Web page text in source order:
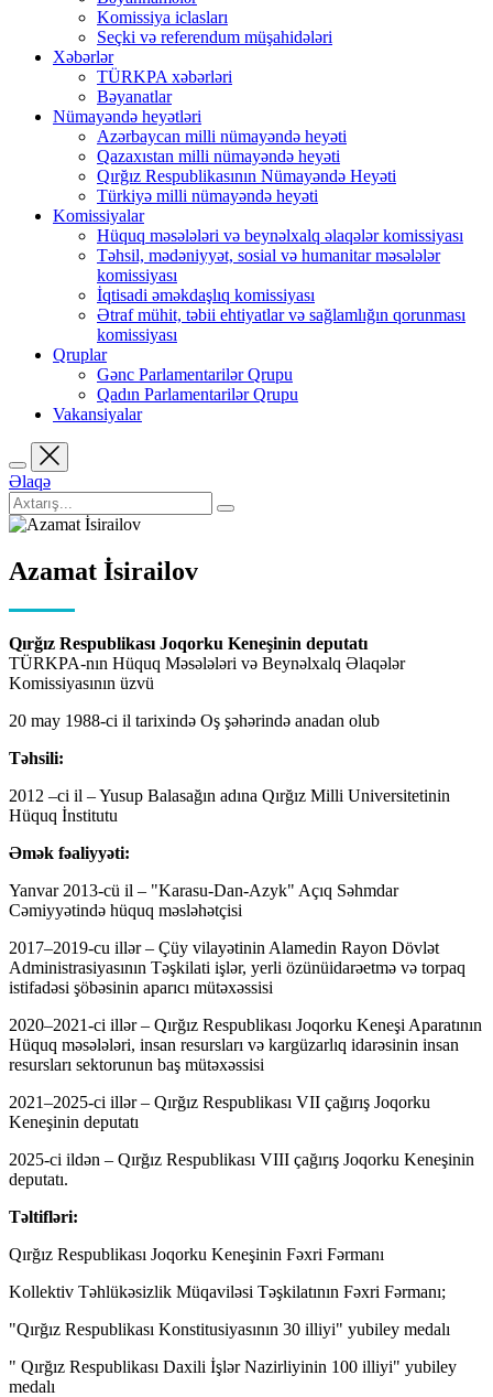
Komissiya iclasları
Seçki və referendum müşahidələri
Xəbərlər
TÜRKPA xəbərləri
Bəyanatlar
Nümayəndə heyətləri
Azərbaycan milli nümayəndə heyəti
Qazaxıstan milli nümayəndə heyəti
Qırğız Respublikasının Nümayəndə Heyəti
Türkiyə milli nümayəndə heyəti
Komissiyalar
Hüquq məsələləri və beynəlxalq əlaqələr komissiyası
Təhsil, mədəniyyət, sosial və humanitar məsələlər
komissiyası
İqtisadi əməkdaşlıq komissiyası
Ətraf mühit, təbii ehtiyatlar və sağlamlığın qorunması
komissiyası
Qruplar
Gənc Parlamentarilər Qrupu
Qadın Parlamentarilər Qrupu
Vakansiyalar
Əlaqə
Azamat İsirailov
Qırğız Respublikası Joqorku Keneşinin deputatı
TÜRKPA-nın Hüquq Məsələləri və Beynəlxalq Əlaqələr
Komissiyasının üzvü
20 may 1988-ci il tarixində Oş şəhərində anadan olub
Təhsili:
2012 –ci il – Yusup Balasağın adına Qırğız Milli Universitetinin
Hüquq İnstitutu
Əmək fəaliyyəti:
Yanvar 2013-cü il – "Karasu-Dan-Azyk" Açıq Səhmdar
Cəmiyyətində hüquq məsləhətçisi
2017–2019-cu illər – Çüy vilayətinin Alamedin Rayon Dövlət
Administrasiyasının Təşkilati işlər, yerli özünüidarəetmə və torpaq
istifadəsi şöbəsinin aparıcı mütəxəssisi
2020–2021-ci illər – Qırğız Respublikası Joqorku Keneşi Aparatının
Hüquq məsələləri, insan resursları və kargüzarlıq idarəsinin insan
resursları sektorunun baş mütəxəssisi
2021–2025-ci illər – Qırğız Respublikası VII çağırış Joqorku
Keneşinin deputatı
2025-ci ildən – Qırğız Respublikası VIII çağırış Joqorku Keneşinin
deputatı.
Təltifləri:
Qırğız Respublikası Joqorku Keneşinin Fəxri Fərmanı
Kollektiv Təhlükəsizlik Müqaviləsi Təşkilatının Fəxri Fərmanı;
"Qırğız Respublikası Konstitusiyasının 30 illiyi" yubiley medalı
" Qırğız Respublikası Daxili İşlər Nazirliyinin 100 illiyi" yubiley
medalı